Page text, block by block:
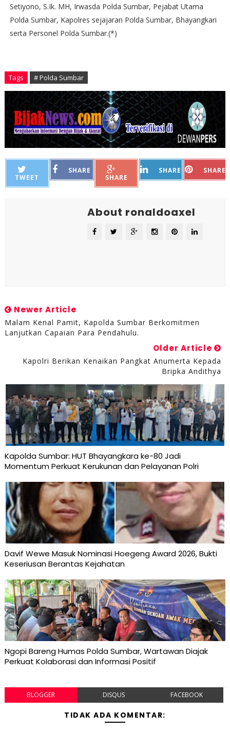
Setiyono, S.Ik. MH, Irwasda Polda Sumbar, Pejabat Utama
Polda Sumbar, Kapolres sejajaran Polda Sumbar, Bhayangkari
serta Personel Polda Sumbar.(*)
Tags # Polda Sumbar
TWEET
SHARE
SHARE
SHARE SHARE
About ronaldoaxel
Newer Article
Malam Kenal Pamit, Kapolda Sumbar Berkomitmen
Lanjutkan Capaian Para Pendahulu.
Older Article
Kapolri Berikan Kenaikan Pangkat Anumerta Kepada
Bripka Andithya
Kapolda Sumbar: HUT Bhayangkara ke-80 Jadi
Momentum Perkuat Kerukunan dan Pelayanan Polri
Davif Wewe Masuk Nominasi Hoegeng Award 2026, Bukti
Keseriusan Berantas Kejahatan
Ngopi Bareng Humas Polda Sumbar, Wartawan Diajak
Perkuat Kolaborasi dan Informasi Positif
BLOGGER DISQUS FACEBOOK
TIDAK ADA KOMENTAR: